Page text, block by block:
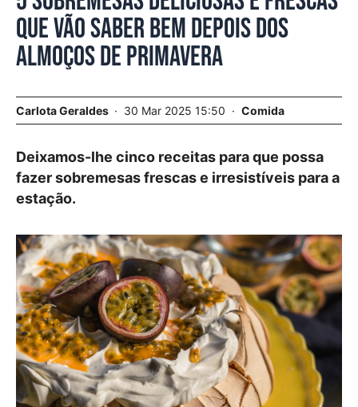
que vão saber bem depois dos
almoços de primavera
Carlota Geraldes 30 Mar 2025 15:50 Comida
Deixamos-lhe cinco receitas para que possa
fazer sobremesas frescas e irresistíveis para a
estação.